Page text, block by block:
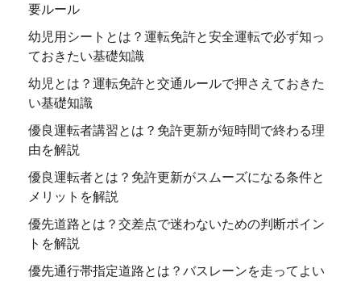
要ルール
幼児用シートとは？運転免許と安全運転で必ず知っ
ておきたい基礎知識
幼児とは？運転免許と交通ルールで押さえておきた
い基礎知識
優良運転者講習とは？免許更新が短時間で終わる理
由を解説
優良運転者とは？免許更新がスムーズになる条件と
メリットを解説
優先道路とは？交差点で迷わないための判断ポイン
トを解説
優先通行帯指定道路とは？バスレーンを走ってよい